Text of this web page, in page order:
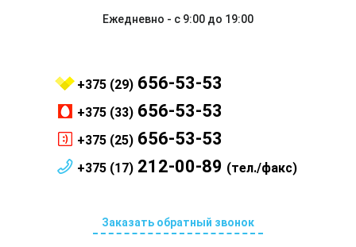
Ежедневно - с 9:00 до 19:00
+375 (29) 656-53-53
+375 (33) 656-53-53
+375 (25) 656-53-53
+375 (17) 212-00-89 (тел./факс)
Заказать обратный звонок